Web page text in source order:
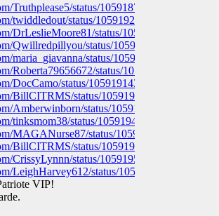
Truthplease5/status/1059187924204433409
twiddledout/status/1059192372821704704
DrLeslieMoore81/status/
Qwillredpillyou/status/1059190451884961793
maria_giavanna/status/1059191612952207360
Roberta79656672/status/
DocCamo/status/1059191431158530048
BillCITRMS/status/1059191044145848321
Amberwinborn/status/1059189936748929024
tinksmom38/status/1059194862552207363
MAGANurse87/status/
BillCITRMS/status/1059192900356050946
CrissyLynnn/status/1059195550195695616
LeighHarvey612/status/
VIP!